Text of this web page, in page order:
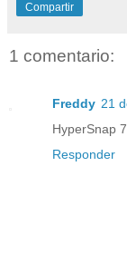
Compartir
1 comentario:
Freddy 21
HyperSnap
Responder